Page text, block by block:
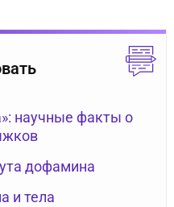
научные факты о
дофамина
и тела